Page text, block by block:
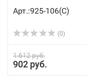
Арт.:925-106(C)
(0)
1 612 руб.
902 руб.